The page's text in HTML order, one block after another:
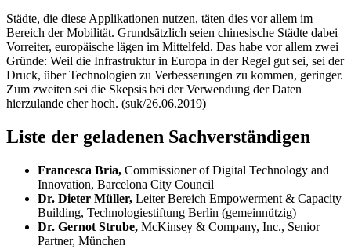
Städte, die diese Applikationen nutzen, täten dies vor allem im
Bereich der Mobilität. Grundsätzlich seien chinesische Städte dabei
Vorreiter, europäische lägen im Mittelfeld. Das habe vor allem zwei
Gründe: Weil die Infrastruktur in Europa in der Regel gut sei, sei der
Druck, über Technologien zu Verbesserungen zu kommen, geringer.
Zum zweiten sei die Skepsis bei der Verwendung der Daten
hierzulande eher hoch. (suk/26.06.2019)
Liste der geladenen Sachverständigen
Francesca Bria, Commissioner of Digital Technology and
Innovation, Barcelona City Council
Dr. Dieter Müller, Leiter Bereich Empowerment & Capacity
Building, Technologiestiftung Berlin (gemeinnützig)
Dr. Gernot Strube, McKinsey & Company, Inc., Senior
Partner, München